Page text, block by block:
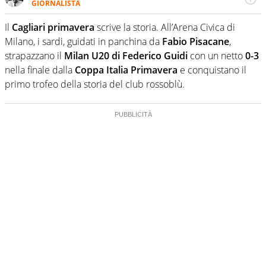
GIORNALISTA
Giornalista pubblicista, redattore, divulgatore. E' una
delle anime video del sito: racconta in immagini un
evento e lo fa come pochi altri
Il Cagliari primavera scrive la storia. All’Arena Civica di
Milano, i sardi, guidati in panchina da Fabio Pisacane,
strapazzano il Milan U20 di Federico Guidi con un netto0-3
nella finale dalla Coppa Italia Primavera e conquistano il
primo trofeo della storia del club rossoblù.